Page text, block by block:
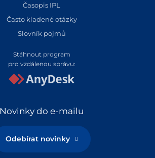
Časopis IPL
Často kladené otázky
Slovník pojmů
Stáhnout program
pro vzdálenou správu:
Novinky do e-mailu
Odebírat novinky